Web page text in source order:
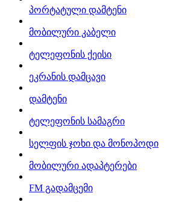
პორტატული დამტენი
მობილური კაბელი
ტელეფონის ქეისი
ეკრანის დამცავი
დამტენი
ტელეფონის სამაგრი
სელფის ჯოხი და მონოპოდი
მობილური ადაპტერები
FM გადამცემი